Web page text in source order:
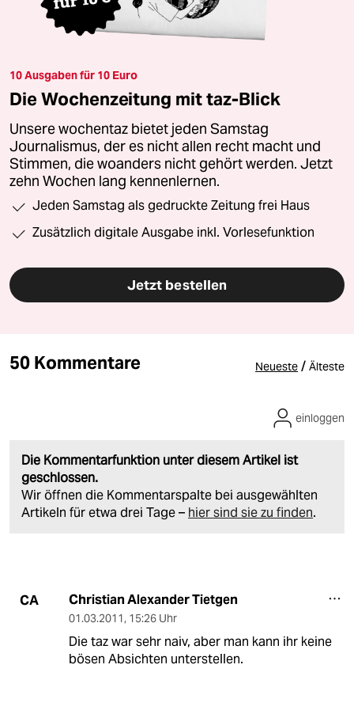
10 Ausgaben für 10 Euro
Die Wochenzeitung mit taz-Blick
Unsere wochentaz bietet jeden Samstag
Journalismus, der es nicht allen recht macht und
Stimmen, die woanders nicht gehört werden. Jetzt
zehn Wochen lang kennenlernen.
Jeden Samstag als gedruckte Zeitung frei Haus
Zusätzlich digitale Ausgabe inkl. Vorlesefunktion
Jetzt bestellen
50 Kommentare Neueste / Älteste
Die Kommentarfunktion unter diesem Artikel ist
geschlossen.
Wir öffnen die Kommentarspalte bei ausgewählten
Artikeln für etwa drei Tage – hier sind sie zu finden.
einloggen
CA Christian Alexander Tietgen
01.03.2011, 15:26 Uhr
Die taz war sehr naiv, aber man kann ihr keine
bösen Absichten unterstellen.